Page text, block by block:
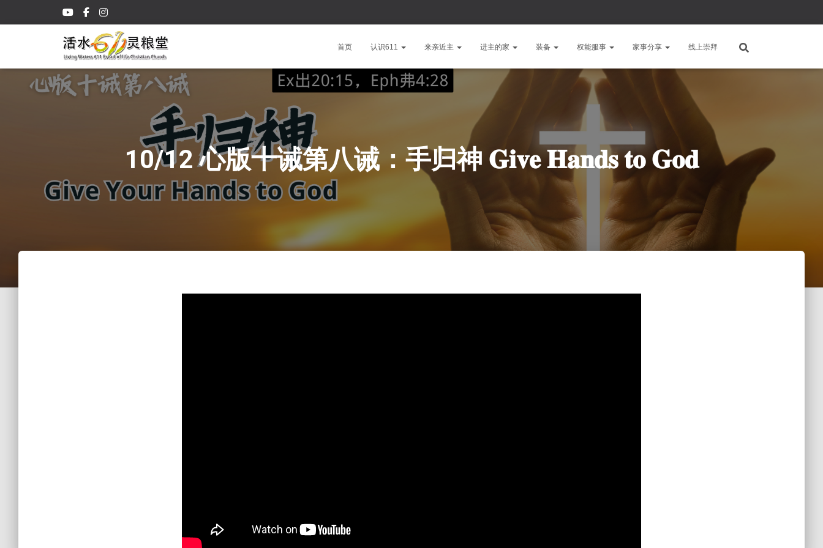
首页 认识611 来亲近主 进主的家 装备 权能服事 家事分享 线上崇拜
10/12 心版十诫第八诫：手归神 𝐆𝐢𝐯𝐞 𝐇𝐚𝐧𝐝𝐬 𝐭𝐨 𝐆𝐨𝐝